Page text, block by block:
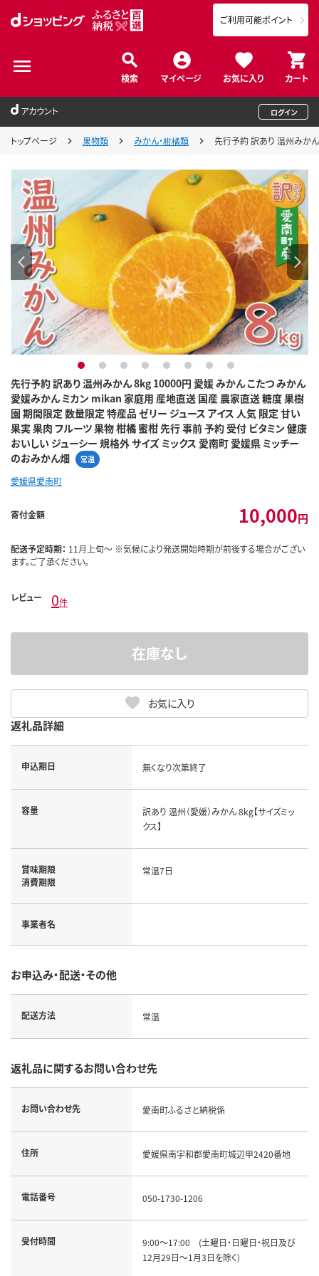
検索 マイページ お気に入り カート
ご利用可能ポイント
アカウント ログイン
トップページ 果物類 みかん・柑橘類 先行予約 訳あり 温州みか
先行予約 訳あり 温州みかん 8kg 10000円 愛媛 みかん こたつ みかん
愛媛みかん ミカン mikan 家庭用 産地直送 国産 農家直送 糖度 果樹
園 期間限定 数量限定 特産品 ゼリー ジュース アイス 人気 限定 甘い
果実 果肉 フルーツ 果物 柑橘 蜜柑 先行 事前 予約 受付 ビタミン 健康
おいしい ジューシー 規格外 サイズ ミックス 愛南町 愛媛県 ミッチー
のおみかん畑
常温
1 2 3 4 5 6 7 8
愛媛県愛南町
寄付金額 10,000円
配送予定時期： 11月上旬～ ※気候により発送開始時期が前後する場合がござい
ます。ご了承ください。
レビュー 0件
お気に入り
在庫なし
返礼品詳細
申込期日 無くなり次第終了
容量
訳あり 温州（愛媛）みかん 8kg【サイズミッ
クス】
賞味期限
消費期限
常温7日
事業者名
お申込み・配送・その他
配送方法 常温
返礼品に関するお問い合わせ先
お問い合わせ先 愛南町ふるさと納税係
住所 愛媛県南宇和郡愛南町城辺甲2420番地
電話番号 050-1730-1206
受付時間
9:00～17:00 (土曜日・日曜日・祝日及び
12月29日～1月3日を除く)